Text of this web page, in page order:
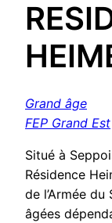
Grand âge
FEP Grand Est
Situé à
Résidence
de l’Armée
âgées